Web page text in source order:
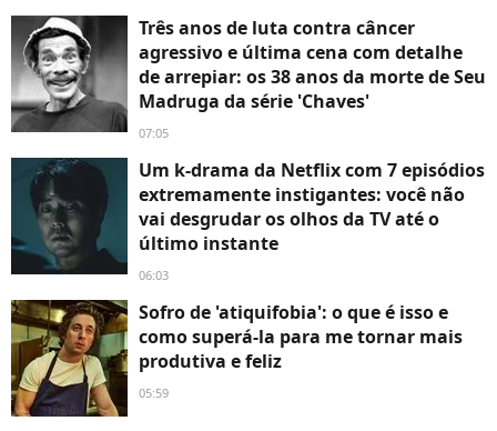
Três anos de luta contra câncer
agressivo e última cena com detalhe
de arrepiar: os 38 anos da morte de Seu
Madruga da série 'Chaves'
07:05
Um k-drama da Netflix com 7 episódios
extremamente instigantes: você não
vai desgrudar os olhos da TV até o
último instante
06:03
Sofro de 'atiquifobia': o que é isso e
como superá-la para me tornar mais
produtiva e feliz
05:59